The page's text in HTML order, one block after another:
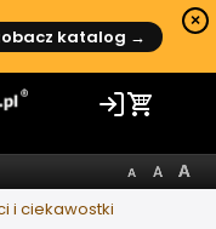
katalog →
×
i ciekawostki